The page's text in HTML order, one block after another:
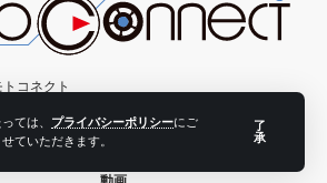
ては、 プライバシーポリシーにご
ていただきます。
了
承
コネクト
ウェア